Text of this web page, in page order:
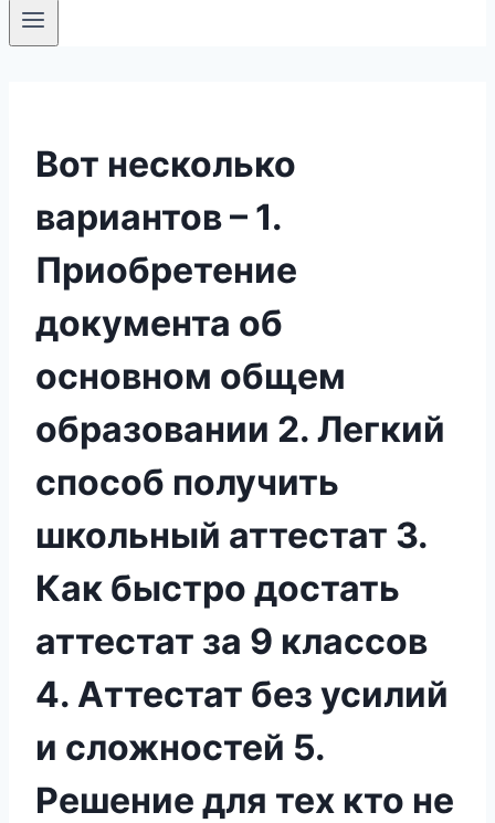
Вот несколько
вариантов – 1.
Приобретение
документа об
основном общем
образовании 2. Легкий
способ получить
школьный аттестат 3.
Как быстро достать
аттестат за 9 классов
4. Аттестат без усилий
и сложностей 5.
Решение для тех кто не